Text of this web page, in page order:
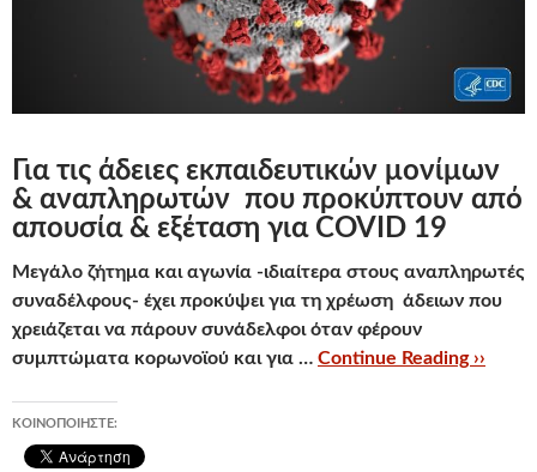
Για τις άδειες εκπαιδευτικών μονίμων
& αναπληρωτών που προκύπτουν από
απουσία & εξέταση για COVID 19
Μεγάλο ζήτημα και αγωνία -ιδιαίτερα στους αναπληρωτές
συναδέλφους- έχει προκύψει για τη χρέωση άδειων που
χρειάζεται να πάρουν συνάδελφοι όταν φέρουν
συμπτώματα κορωνοϊού και για … Continue Reading ››
ΚΟΙΝΟΠΟΙΉΣΤΕ: